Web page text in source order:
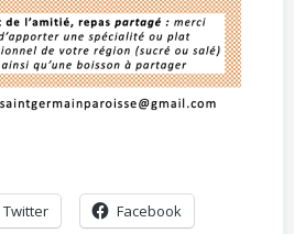
Twitter Facebook